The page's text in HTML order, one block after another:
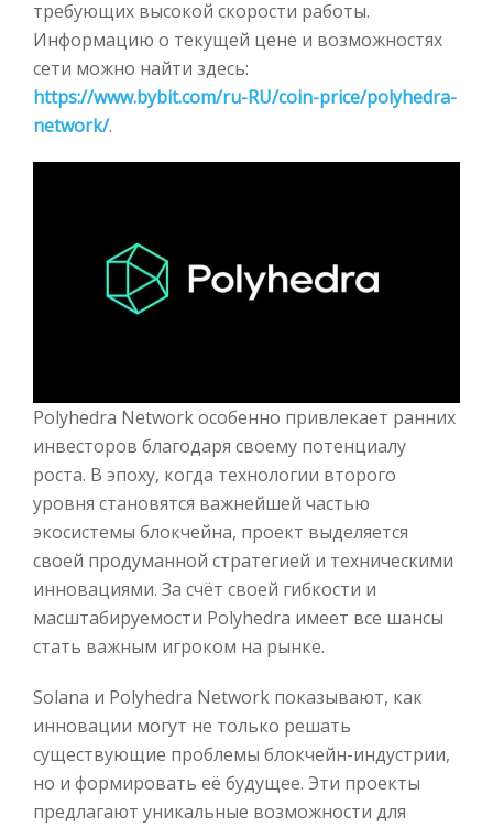
требующих высокой скорости работы.
Информацию о текущей цене и возможностях
сети можно найти здесь:
https://www.bybit.com/ru-RU/coin-price/polyhedra-
network/.
Polyhedra Network особенно привлекает ранних
инвесторов благодаря своему потенциалу
роста. В эпоху, когда технологии второго
уровня становятся важнейшей частью
экосистемы блокчейна, проект выделяется
своей продуманной стратегией и техническими
инновациями. За счёт своей гибкости и
масштабируемости Polyhedra имеет все шансы
стать важным игроком на рынке.
Solana и Polyhedra Network показывают, как
инновации могут не только решать
существующие проблемы блокчейн-индустрии,
но и формировать её будущее. Эти проекты
предлагают уникальные возможности для